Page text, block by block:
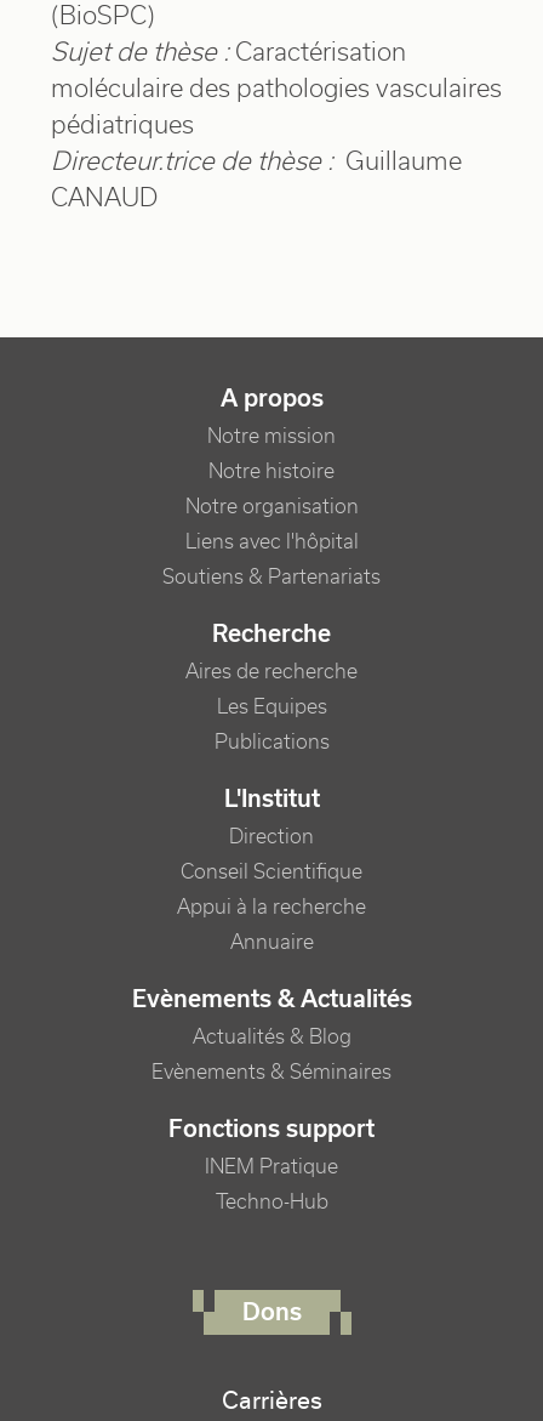
(BioSPC)
Sujet de thèse : Caractérisation
moléculaire des pathologies vasculaires
pédiatriques
Directeur.trice de thèse : Guillaume
CANAUD
NAVIGATION PRINCIPALE
A propos
Notre mission
Notre histoire
Notre organisation
Liens avec l'hôpital
Soutiens & Partenariats
Recherche
Aires de recherche
Les Equipes
Publications
L'Institut
Direction
Conseil Scientifique
Appui à la recherche
Annuaire
Evènements & Actualités
Actualités & Blog
Evènements & Séminaires
Fonctions support
INEM Pratique
Techno-Hub
Dons
Carrières